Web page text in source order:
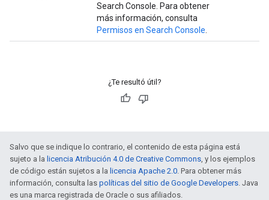
Search Console. Para obtener
más información, consulta
Permisos en Search Console
¿Te resultó útil?
Salvo que se indique lo contrario, el contenido de esta página está
sujeto a la licencia Atribución 4.0 de Creative Commons, y los ejemplos
de código están sujetos a la licencia Apache 2.0. Para obtener más
información, consulta las políticas del sitio de Google Developers. Java
es una marca registrada de Oracle o sus afiliados.